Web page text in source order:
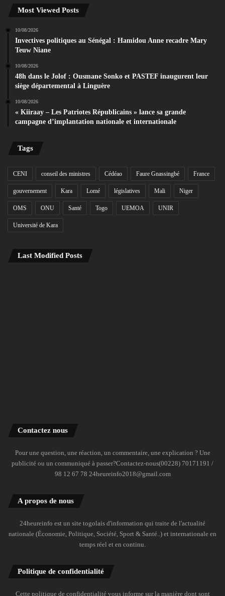
Most Viewed Posts
10/08/2026
Invectives politiques au Sénégal : Hamidou Anne recadre Mary
Teuw Niane
10/08/2026
48h dans le Jolof : Ousmane Sonko et PASTEF inaugurent leur
siège départemental à Linguère
10/08/2026
« Kiiraay – Les Patriotes Républicains » lance sa grande
campagne d’implantation nationale et internationale
Tags
CENI conseil des ministres Cédéao Faure Gnassingbé France
gouvernement Kara Lomé législatives Mali Niger
OMS ONU Santé Togo UEMOA UNIR
Université de Kara
Last Modified Posts
Contactez nous
Pour une question, une réaction, un commentaire, une explication ? Une
publicité ou un communiqué à passer?Contactez-nous(00228) 70171191 /
98 12 67 78 24heureinfo2018@gmail.com
A propos de nous
24heureinfo est un site togolais d'information qui traite de l'actualité
nationale (Économie, Politique, Société, Sport & Santé..) et internationale en
temps réel et en continu.
Politique de confidentialité
Cette politique de confidentialité vous informe sur la manière dont sont